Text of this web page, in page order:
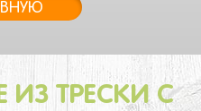
ТРЕСКИ С